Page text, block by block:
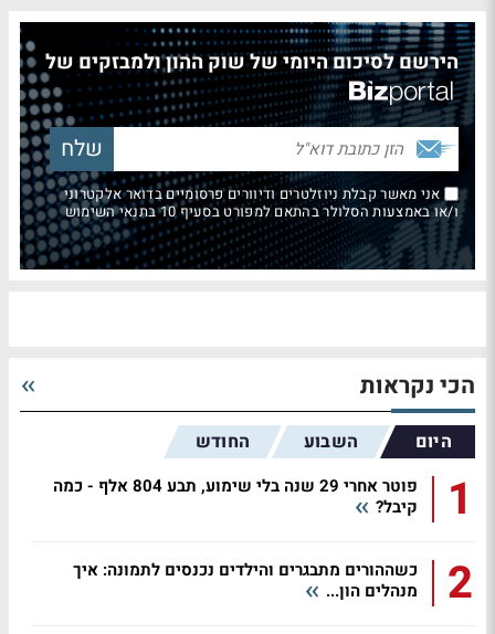
הירשם לסיכום היומי של שוק ההון ולמבזקים של
אני מאשר קבלת ניוזלטרים ודיוורים פרסומיים בדואר אלקטרוני
ו/או באמצעות הסלולר בהתאם למפורט בסעיף 10 בתנאי השימוש
הכי נקראות
היום השבוע החודש
1
פוטר אחרי 29 שנה בלי שימוע, תבע 804 אלף - כמה
קיבל?
2
כשההורים מתבגרים והילדים נכנסים לתמונה: איך
מנהלים הון...